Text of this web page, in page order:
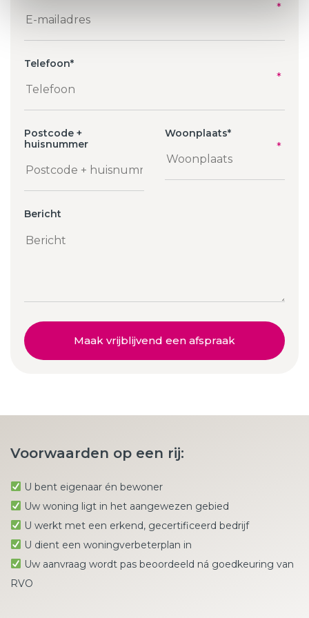
Telefoon*
Postcode +
huisnummer
Woonplaats*
Bericht
Maak vrijblijvend een afspraak
Voorwaarden op een rij:
U bent eigenaar én bewoner
Uw woning ligt in het aangewezen gebied
U werkt met een erkend, gecertificeerd bedrijf
U dient een woningverbeterplan in
Uw aanvraag wordt pas beoordeeld ná goedkeuring van
RVO